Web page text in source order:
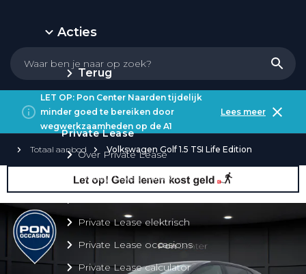
Acties
Terug
Private Lease
Over Private Lease
Private Lease aanbod
Private Lease elektrisch
Private Lease occasions
Private Lease calculator
LET OP: Pon Center Naarden tijdelijk
minder goed te bereiken door
wegwerkzaamheden op de A1
Lees meer
Totaal aanbod Volkswagen Golf 1.5 TSI Life Edition